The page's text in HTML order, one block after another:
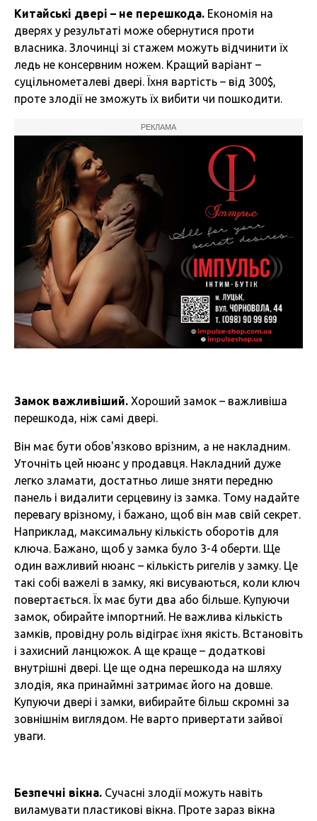
Китайські двері – не перешкода. Економія на
дверях у результаті може обернутися проти
власника. Злочинці зі стажем можуть відчинити їх
ледь не консервним ножем. Кращий варіант –
суцільнометалеві двері. Їхня вартість – від 300$,
проте злодії не зможуть їх вибити чи пошкодити.
РЕКЛАМА
Замок важливіший. Хороший замок – важливіша
перешкода, ніж самі двері.
Він має бути обов'язково врізним, а не накладним.
Уточніть цей нюанс у продавця. Накладний дуже
легко зламати, достатньо лише зняти передню
панель і видалити серцевину із замка. Тому надайте
перевагу врізному, і бажано, щоб він мав свій секрет.
Наприклад, максимальну кількість оборотів для
ключа. Бажано, щоб у замка було 3-4 оберти. Ще
один важливий нюанс – кількість ригелів у замку. Це
такі собі важелі в замку, які висуваються, коли ключ
повертається. Їх має бути два або більше. Купуючи
замок, обирайте імпортний. Не важлива кількість
замків, провідну роль відіграє їхня якість. Встановіть
і захисний ланцюжок. А ще краще – додаткові
внутрішні двері. Це ще одна перешкода на шляху
злодія, яка принаймні затримає його на довше.
Купуючи двері і замки, вибирайте більш скромні за
зовнішнім виглядом. Не варто привертати зайвої
уваги.
Безпечні вікна. Сучасні злодії можуть навіть
виламувати пластикові вікна. Проте зараз вікна